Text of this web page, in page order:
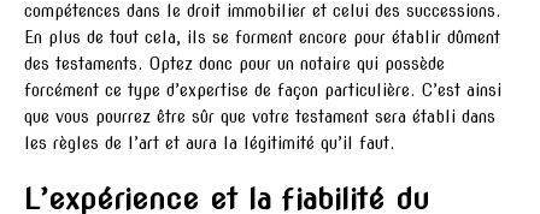
compétences dans le droit immobilier et celui des successions.
En plus de tout cela, ils se forment encore pour établir dûment
des testaments. Optez donc pour un notaire qui possède
forcément ce type d’expertise de façon particulière. C’est ainsi
que vous pourrez être sûr que votre testament sera établi dans
les règles de l’art et aura la légitimité qu’il faut.
L’expérience et la fiabilité du